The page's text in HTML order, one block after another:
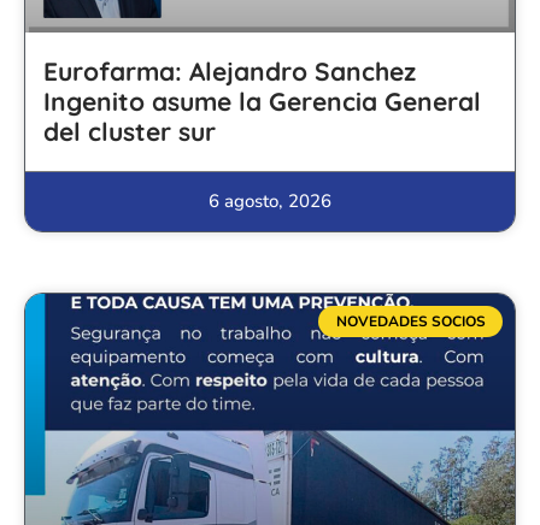
Eurofarma: Alejandro Sanchez
Ingenito asume la Gerencia General
del cluster sur
6 agosto, 2026
NOVEDADES SOCIOS